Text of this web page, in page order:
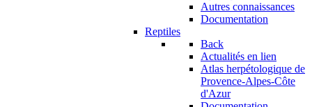
Autres connaissances
Documentation
Reptiles
Back
Actualités en lien
Atlas herpétologique de
Provence-Alpes-Côte
d'Azur